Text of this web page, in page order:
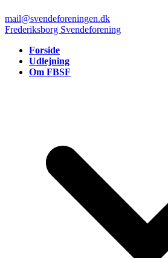
mail@svendeforeningen.dk
Frederiksborg Svendeforening
Forside
Udlejning
Om FBSF